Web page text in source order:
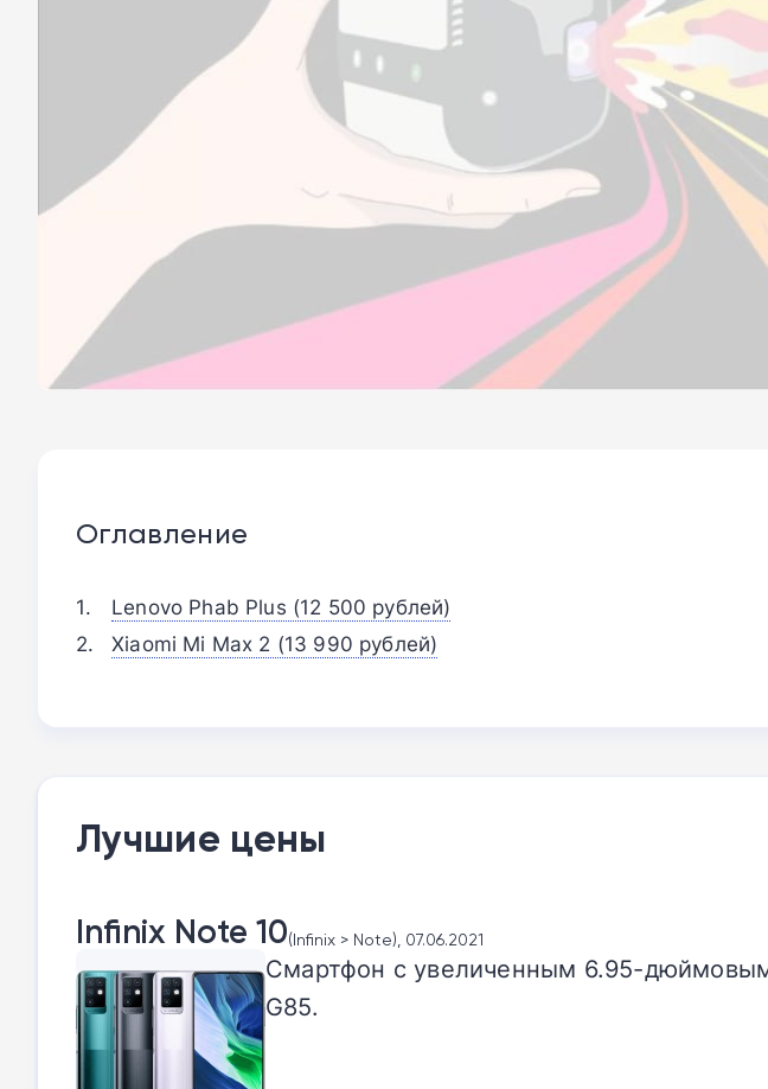
Оглавление
Lenovo Phab Plus (12 500 рублей)
Xiaomi Mi Max 2 (13 990 рублей)
Лучшие цены
Infinix Note 10(Infinix > Note), 07.06.2021
Смартфон с увеличенным 6.95-
G85.